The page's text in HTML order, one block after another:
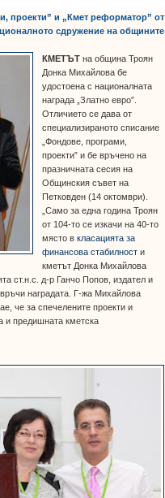
проекти” и „Кмет реформатор” от
сдружение на общините
КМЕТЪТ на община Троян
Донка Михайлова бе
удостоена с националната
награда „Златно евро”.
Отличието се дава от
специализираното списание
„Фондове, програми,
проекти” и бе връчено на
празничната сесия на
Общинския съвет на
Петковден (14 октомври).
„Само за една година Троян
от 104-то се изкачи на 40-то
място вкласацията за
финансова стабилност и
кметът Донка Михайлова
ст.н.с. д-р Ганчо Попов, издател и
наградата. Г-жа Михайлова
че за спечелените проекти и
и предишната кметска